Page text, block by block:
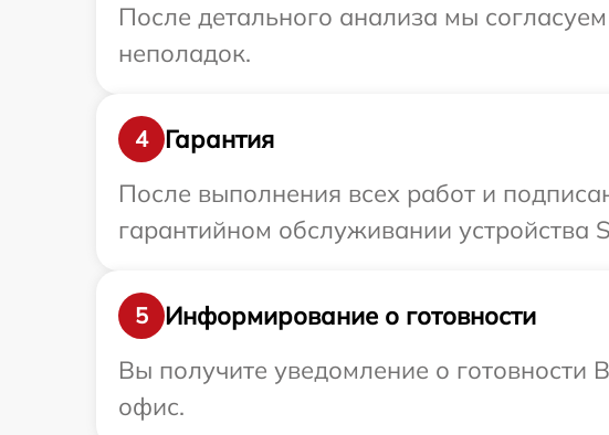
После детального анализа мы
неполадок.
4
Гарантия
После выполнения всех работ и
гарантийном обслуживании устройства
5
Информирование о готовности
Вы получите уведомление о готовности
офис.